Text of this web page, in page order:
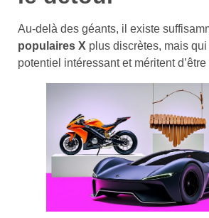
Au-delà des géants, il existe
populaires X plus discrètes, mais
potentiel intéressant et méritent